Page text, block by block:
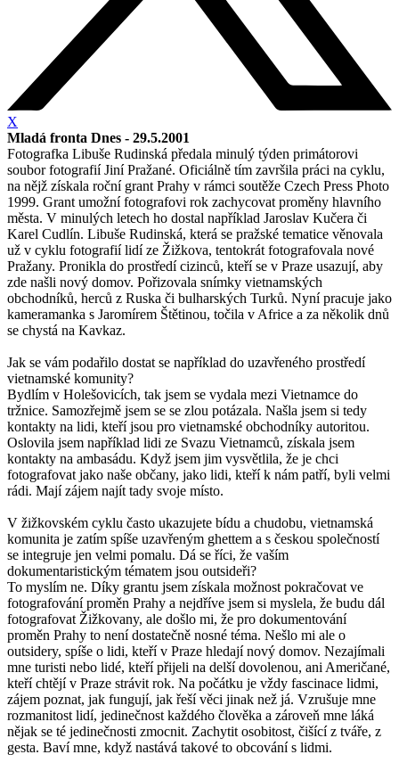
X
Mladá fronta Dnes - 29.5.2001
Fotografka Libuše Rudinská předala minulý týden primátorovi
soubor fotografií Jiní Pražané. Oficiálně tím završila práci na cyklu,
na nějž získala roční grant Prahy v rámci soutěže Czech Press Photo
1999. Grant umožní fotografovi rok zachycovat proměny hlavního
města. V minulých letech ho dostal například Jaroslav Kučera či
Karel Cudlín. Libuše Rudinská, která se pražské tematice věnovala
už v cyklu fotografií lidí ze Žižkova, tentokrát fotografovala nové
Pražany. Pronikla do prostředí cizinců, kteří se v Praze usazují, aby
zde našli nový domov. Pořizovala snímky vietnamských
obchodníků, herců z Ruska či bulharských Turků. Nyní pracuje jako
kameramanka s Jaromírem Štětinou, točila v Africe a za několik dnů
se chystá na Kavkaz.
Jak se vám podařilo dostat se například do uzavřeného prostředí
vietnamské komunity?
Bydlím v Holešovicích, tak jsem se vydala mezi Vietnamce do
tržnice. Samozřejmě jsem se se zlou potázala. Našla jsem si tedy
kontakty na lidi, kteří jsou pro vietnamské obchodníky autoritou.
Oslovila jsem například lidi ze Svazu Vietnamců, získala jsem
kontakty na ambasádu. Když jsem jim vysvětlila, že je chci
fotografovat jako naše občany, jako lidi, kteří k nám patří, byli velmi
rádi. Mají zájem najít tady svoje místo.
V žižkovském cyklu často ukazujete bídu a chudobu, vietnamská
komunita je zatím spíše uzavřeným ghettem a s českou společností
se integruje jen velmi pomalu. Dá se říci, že vaším
dokumentaristickým tématem jsou outsideři?
To myslím ne. Díky grantu jsem získala možnost pokračovat ve
fotografování proměn Prahy a nejdříve jsem si myslela, že budu dál
fotografovat Žižkovany, ale došlo mi, že pro dokumentování
proměn Prahy to není dostatečně nosné téma. Nešlo mi ale o
outsidery, spíše o lidi, kteří v Praze hledají nový domov. Nezajímali
mne turisti nebo lidé, kteří přijeli na delší dovolenou, ani Američané,
kteří chtějí v Praze strávit rok. Na počátku je vždy fascinace lidmi,
zájem poznat, jak fungují, jak řeší věci jinak než já. Vzrušuje mne
rozmanitost lidí, jedinečnost každého člověka a zároveň mne láká
nějak se té jedinečnosti zmocnit. Zachytit osobitost, čišící z tváře, z
gesta. Baví mne, když nastává takové to obcování s lidmi.